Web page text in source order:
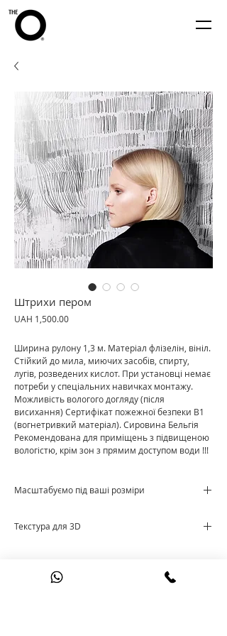
Штрихи пером
UAH 1,500.00Price
Ширина рулону 1,3 м. Матеріал флізелін, вініл.
Стійкий до мила, миючих засобів, спирту,
лугів, розведених кислот. При установці немає
потреби у спеціальних навичках монтажу.
Можливість вологого догляду (після
висихання) Сертифікат пожежної безпеки В1
(вогнетривкий матеріал). Сировина Бельгія
Рекомендована для приміщень з підвищеною
вологістю, крім зон з прямим доступом води !!!
Масштабуємо під ваші розміри
Текстура для 3D